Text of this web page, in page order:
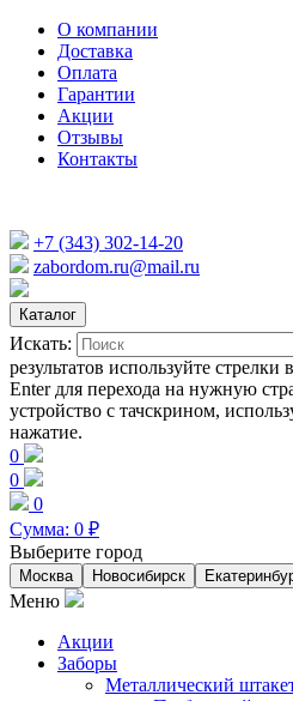
О компании
Доставка
Оплата
Гарантии
Акции
Отзывы
Контакты
+7 (343) 302-14-20
zabordom.ru@mail.ru
Каталог
Искать:
результатов используйте
Enter для перехода на нужную
устройство с тачскрином,
нажатие.
0
0
0
Сумма: 0 ₽
Выберите город
Москва Новосибирск
Меню
Акции
Заборы
Металлический